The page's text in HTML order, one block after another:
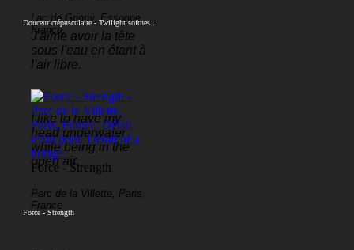
J'aime avoir la tête
sous l'eau en étant à
l'air libre.
I like to have my
head underwater
while being in the
open air.
Lac de Grigny, Essonne,
France.
Douceur crépusculaire - Twilight softnes...
Force - Strength
Parc de la Villette, Paris,
France.
Force - Strength